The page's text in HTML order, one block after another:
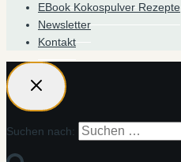
EBook Kokospulver Rezepte
Newsletter
Kontakt
Suchen nach: